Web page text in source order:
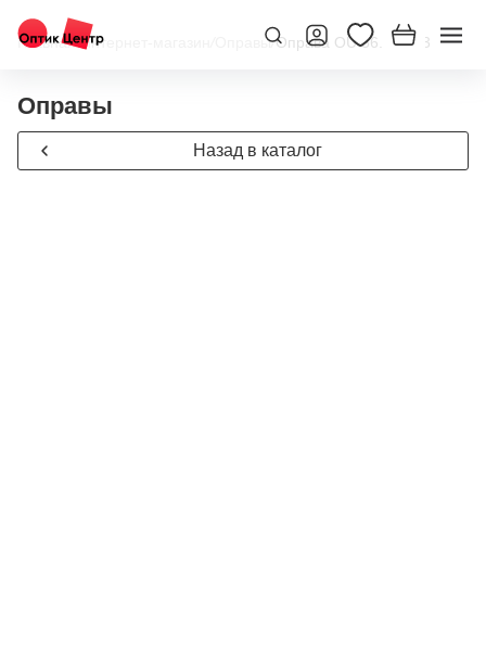
Главная/Интернет-магазин Оправы/Оправа OU 56.333.03
Оправы
Назад в каталог